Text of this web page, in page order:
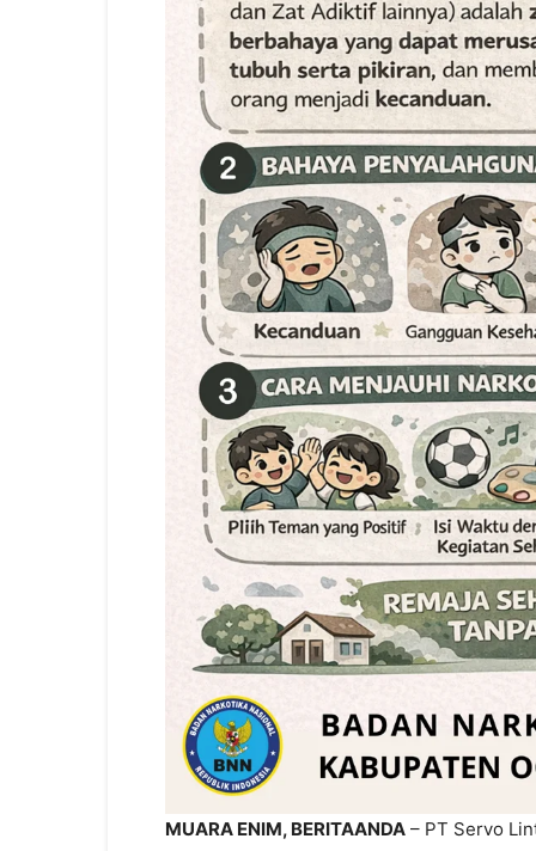
MUARA ENIM, BERITAANDA – PT Servo